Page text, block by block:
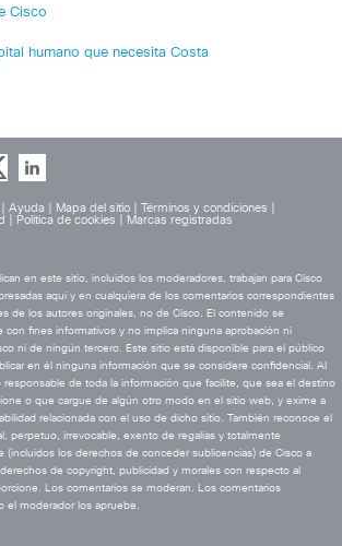
Cisco
humano que necesita Costa
Ayuda Mapa del sitio Términos y condiciones
Política de cookies
Marcas registradas
en este sitio, incluidos los moderadores, trabajan para Cisco
aquí y en cualquiera de los comentarios correspondientes
de los autores originales, no de Cisco. El contenido se
con fines informativos y no implica ninguna aprobación ni
ni de ningún tercero. Este sitio está disponible para el público
en él ninguna información que se considere confidencial. Al
responsable de toda la información que facilite, que sea el destino
o que cargue de algún otro modo en el sitio web, y exime a
relacionada con el uso de dicho sitio. También reconoce el
perpetuo, irrevocable, exento de regalías y totalmente
(incluidos los derechos de conceder sublicencias) de Cisco a
de copyright, publicidad y morales con respecto al
Los comentarios se moderan. Los comentarios
el moderador los apruebe.